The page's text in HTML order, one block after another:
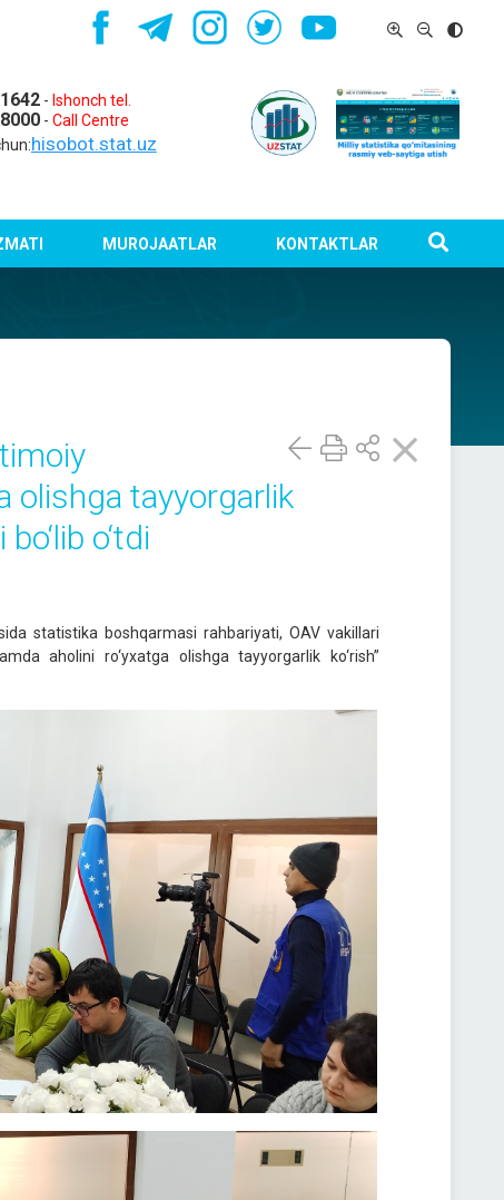
- Ishonch tel.
- Call Centre
hisobot.stat.uz
MUROJAATLAR KONTAKTLAR
olishga tayyorgarlik
o‘tdi
statistika boshqarmasi rahbariyati, OAV vakillari
aholini ro‘yxatga olishga tayyorgarlik ko‘rish”